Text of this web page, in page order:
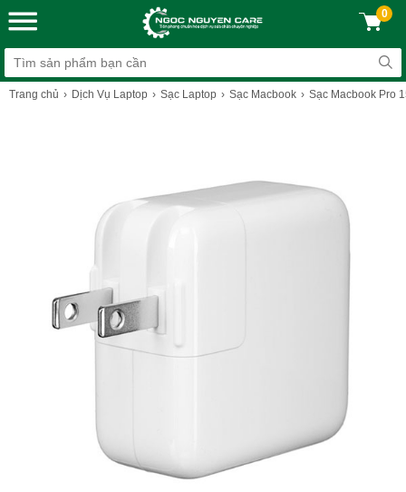
0
Trang chủ Dịch Vụ Laptop Sạc Laptop Sạc Macbook Sạc Macbook Pro